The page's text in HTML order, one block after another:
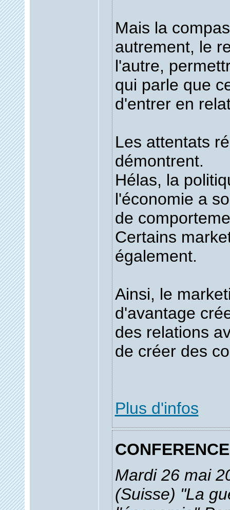
Mais la
autrement, le
l'autre,
qui parle que
d'entrer en
Les attentats
démontrent.
Hélas, la
l'économie a
de
Certains
également.
Ainsi, le
d'avantage
des relations
de créer des
Plus d'infos
CONFERENCE
Mardi 26 mai
(Suisse) "La